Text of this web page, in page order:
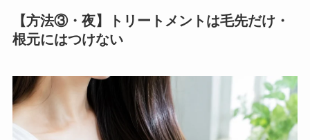
【方法③・夜】トリートメントは毛先だけ・
根元にはつけない